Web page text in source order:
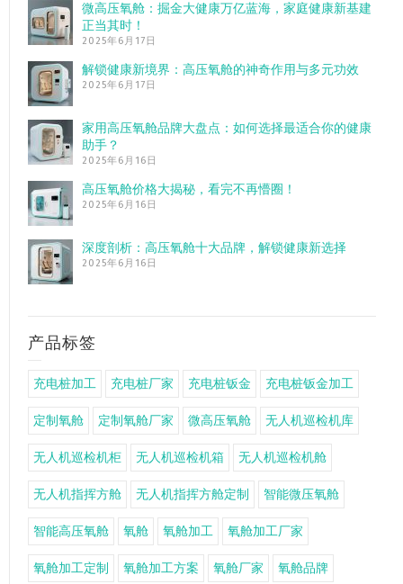
微高压氧舱：掘金大健康万亿蓝海，家庭健康新基建
正当其时！
2025年6月17日
解锁健康新境界：高压氧舱的神奇作用与多元功效
2025年6月17日
家用高压氧舱品牌大盘点：如何选择最适合你的健康
助手？
2025年6月16日
高压氧舱价格大揭秘，看完不再懵圈！
2025年6月16日
深度剖析：高压氧舱十大品牌，解锁健康新选择
2025年6月16日
产品标签
充电桩加工 充电桩厂家 充电桩钣金 充电桩钣金加工
定制氧舱 定制氧舱厂家 微高压氧舱 无人机巡检机库
无人机巡检机柜 无人机巡检机箱 无人机巡检机舱
无人机指挥方舱 无人机指挥方舱定制 智能微压氧舱
智能高压氧舱 氧舱 氧舱加工 氧舱加工厂家
氧舱加工定制 氧舱加工方案 氧舱厂家 氧舱品牌